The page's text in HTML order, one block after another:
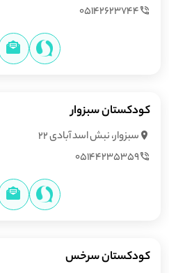
05142623744
کودکستان سبزوار
سبزوار، نبش اسد آبادی 22
05144235359
کودکستان سرخس